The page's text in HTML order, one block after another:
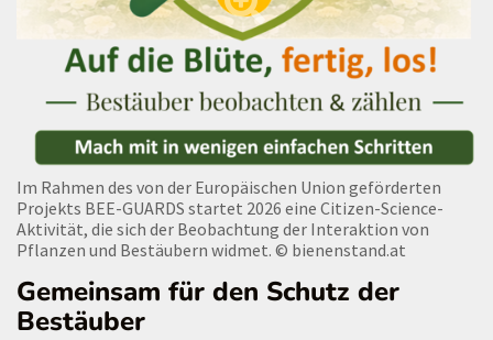
Im Rahmen des von der Europäischen Union geförderten
Projekts BEE-GUARDS startet 2026 eine Citizen-Science-
Aktivität, die sich der Beobachtung der Interaktion von
Pflanzen und Bestäubern widmet. © bienenstand.at
Gemeinsam für den Schutz der
Bestäuber